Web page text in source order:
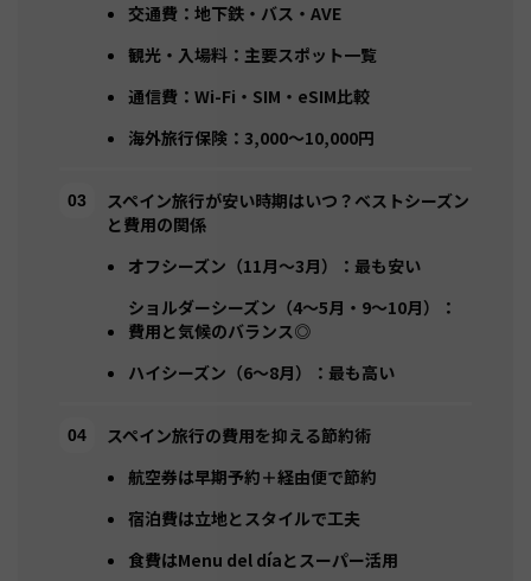
交通費：地下鉄・バス・AVE
観光・入場料：主要スポット一覧
通信費：Wi-Fi・SIM・eSIM比較
海外旅行保険：3,000〜10,000円
スペイン旅行が安い時期はいつ？ベストシーズン
と費用の関係
オフシーズン（11月〜3月）：最も安い
ショルダーシーズン（4〜5月・9〜10月）：
費用と気候のバランス◎
ハイシーズン（6〜8月）：最も高い
スペイン旅行の費用を抑える節約術
航空券は早期予約＋経由便で節約
宿泊費は立地とスタイルで工夫
食費はMenu del díaとスーパー活用